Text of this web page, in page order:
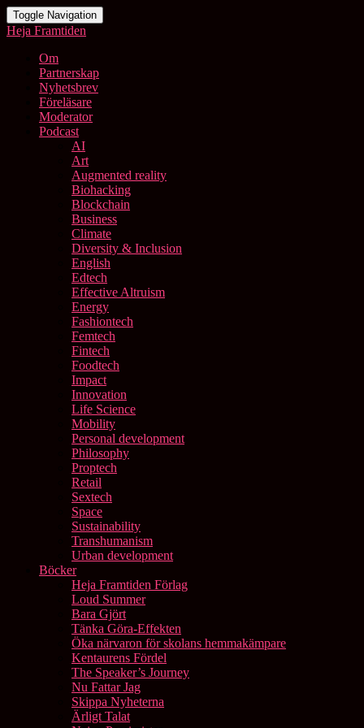
Toggle Navigation
Heja Framtiden
Om
Partnerskap
Nyhetsbrev
Föreläsare
Moderator
Podcast
AI
Art
Augmented reality
Biohacking
Blockchain
Business
Climate
Diversity & Inclusion
English
Edtech
Effective Altruism
Energy
Fashiontech
Femtech
Fintech
Foodtech
Impact
Innovation
Life Science
Mobility
Personal development
Philosophy
Proptech
Retail
Sextech
Space
Sustainability
Transhumanism
Urban development
Böcker
Heja Framtiden Förlag
Loud Summer
Bara Gjört
Tänka Göra-Effekten
Öka närvaron för skolans hemmakämpare
Kentaurens Fördel
The Speaker’s Journey
Nu Fattar Jag
Skippa Nyheterna
Ärligt Talat